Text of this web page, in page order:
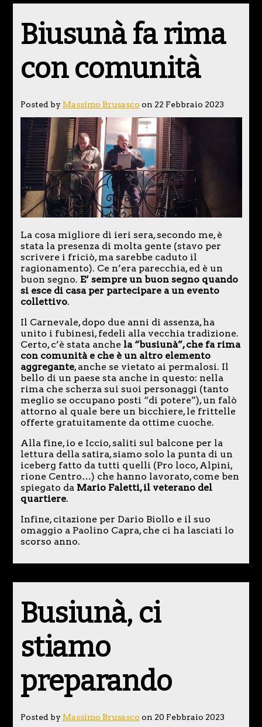
Biusunà fa rima
con comunità
Posted by Massimo Brusasco on 22 Febbraio 2023
La cosa migliore di ieri sera, secondo me, è
stata la presenza di molta gente (stavo per
scrivere i friciò, ma sarebbe caduto il
ragionamento). Ce n’era parecchia, ed è un
buon segno. E’ sempre un buon segno quando
si esce di casa per partecipare a un evento
collettivo.
Il Carnevale, dopo due anni di assenza, ha
unito i fubinesi, fedeli alla vecchia tradizione.
Certo, c’è stata anche la “busiunà”, che fa rima
con comunità e che è un altro elemento
aggregante, anche se vietato ai permalosi. Il
bello di un paese sta anche in questo: nella
rima che scherza sui suoi personaggi (tanto
meglio se occupano posti “di potere”), un falò
attorno al quale bere un bicchiere, le frittelle
offerte gratuitamente da ottime cuoche.
Alla fine, io e Iccio, saliti sul balcone per la
lettura della satira, siamo solo la punta di un
iceberg fatto da tutti quelli (Pro loco, Alpini,
rione Centro…) che hanno lavorato, come ben
spiegato da Mario Faletti, il veterano del
quartiere.
Infine, citazione per Dario Biollo e il suo
omaggio a Paolino Capra, che ci ha lasciati lo
scorso anno.
Busiunà, ci
stiamo
preparando
Posted by Massimo Brusasco on 20 Febbraio 2023